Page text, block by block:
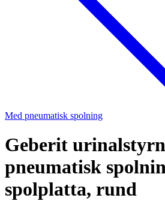
Med pneumatisk spolning
Geberit
pneumatisk
spolplatta, rund